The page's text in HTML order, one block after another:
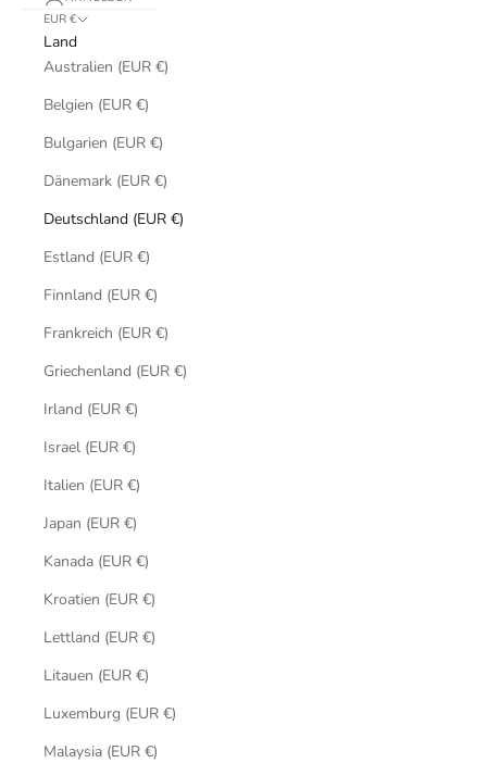
EUR €
Land
Australien (EUR €)
Belgien (EUR €)
Bulgarien (EUR €)
Dänemark (EUR €)
Deutschland (EUR €)
Estland (EUR €)
Finnland (EUR €)
Frankreich (EUR €)
Griechenland (EUR €)
Irland (EUR €)
Israel (EUR €)
Italien (EUR €)
Japan (EUR €)
Kanada (EUR €)
Kroatien (EUR €)
Lettland (EUR €)
Litauen (EUR €)
Luxemburg (EUR €)
Malaysia (EUR €)